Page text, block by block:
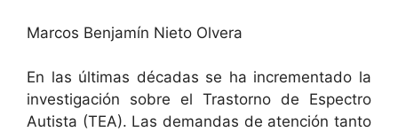
Marcos Benjamín Nieto Olvera
En las últimas décadas se ha incrementado la
investigación sobre el Trastorno de Espectro
Autista (TEA). Las demandas de atención tanto